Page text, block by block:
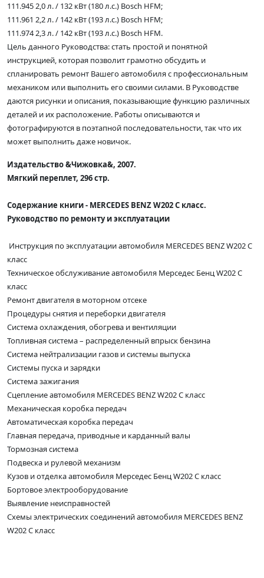
111.945 2,0 л. / 132 кВт (180 л.с.) Bosch HFM;
111.961 2,2 л. / 142 кВт (193 л.с.) Bosch HFM;
111.974 2,3 л. / 142 кВт (193 л.с.) Bosch HFM.
Цель данного Руководства: стать простой и понятной
инструкцией, которая позволит грамотно обсудить и
спланировать ремонт Вашего автомобиля с профессиональным
механиком или выполнить его своими силами. В Руководстве
даются рисунки и описания, показывающие функцию различных
деталей и их расположение. Работы описываются и
фотографируются в поэтапной последовательности, так что их
может выполнить даже новичок.
Издательство &Чижовка&, 2007.
Мягкий переплет, 296 стр.
Содержание книги - MERCEDES BENZ W202 C класс.
Руководство по ремонту и эксплуатации
Инструкция по эксплуатации автомобиля MERCEDES BENZ W202 C
класс
Техническое обслуживание автомобиля Мерседес Бенц W202 C
класс
Ремонт двигателя в моторном отсеке
Процедуры снятия и переборки двигателя
Система охлаждения, обогрева и вентиляции
Топливная система – распределенный впрыск бензина
Система нейтрализации газов и системы выпуска
Системы пуска и зарядки
Система зажигания
Сцепление автомобиля MERCEDES BENZ W202 C класс
Механическая коробка передач
Автоматическая коробка передач
Главная передача, приводные и карданный валы
Тормозная система
Подвеска и рулевой механизм
Кузов и отделка автомобиля Мерседес Бенц W202 C класс
Бортовое электрооборудование
Выявление неисправностей
Схемы электрических соединений автомобиля MERCEDES BENZ
W202 C класс